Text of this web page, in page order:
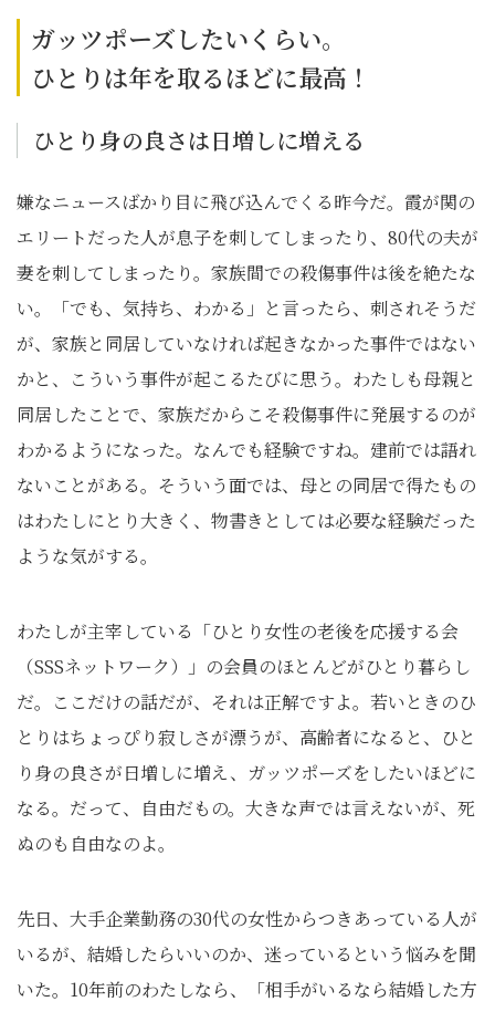
ガッツポーズしたいくらい。
ひとりは年を取るほどに最高！
ひとり身の良さは日増しに増える
嫌なニュースばかり目に飛び込んでくる昨今だ。霞が関の
エリートだった人が息子を刺してしまったり、80代の夫が
妻を刺してしまったり。家族間での殺傷事件は後を絶たな
い。「でも、気持ち、わかる」と言ったら、刺されそうだ
が、家族と同居していなければ起きなかった事件ではない
かと、こういう事件が起こるたびに思う。わたしも母親と
同居したことで、家族だからこそ殺傷事件に発展するのが
わかるようになった。なんでも経験ですね。建前では語れ
ないことがある。そういう面では、母との同居で得たもの
はわたしにとり大きく、物書きとしては必要な経験だった
ような気がする。
わたしが主宰している「ひとり女性の老後を応援する会
（SSSネットワーク）」の会員のほとんどがひとり暮らし
だ。ここだけの話だが、それは正解ですよ。若いときのひ
とりはちょっぴり寂しさが漂うが、高齢者になると、ひと
り身の良さが日増しに増え、ガッツポーズをしたいほどに
なる。だって、自由だもの。大きな声では言えないが、死
ぬのも自由なのよ。
先日、大手企業勤務の30代の女性からつきあっている人が
いるが、結婚したらいいのか、迷っているという悩みを聞
いた。10年前のわたしなら、「相手がいるなら結婚した方